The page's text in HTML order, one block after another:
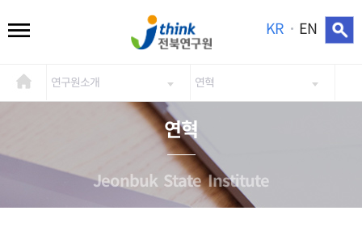
KR EN
연구원소개 연혁
연혁
Jeonbuk State Institute